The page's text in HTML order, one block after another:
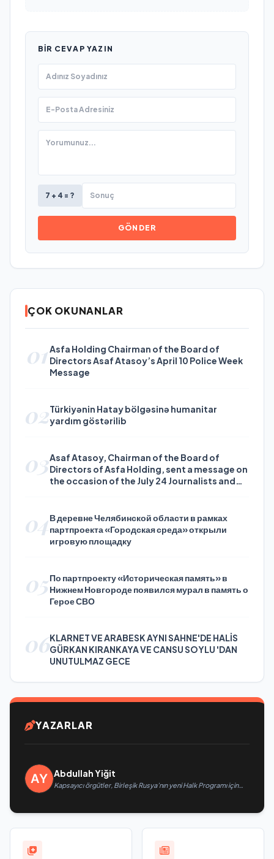
BIR CEVAP YAZIN
7 + 4 = ?
GÖNDER
ÇOK OKUNANLAR
01Asfa Holding Chairman of the Board of
Directors Asaf Atasoy’s April 10 Police Week
Message
02Türkiyənin Hatay bölgəsinə humanitar
yardım göstərilib
03Asaf Atasoy, Chairman of the Board of
Directors of Asfa Holding, sent a message on
the occasion of the July 24 Journalists and
04В деревне Челябинской области в рамках
партпроекта «Городская среда» открыли
игровую площадку
05По партпроекту «Историческая память» в
Нижнем Новгороде появился мурал в память о
Герое СВО
06KLARNET VE ARABESK AYNI SAHNE'DE HALİS
GÜRKAN KIRANKAYA VE CANSU SOYLU 'DAN
UNUTULMAZ GECE
YAZARLAR
Abdullah Yiğit
Kapsayıcı örgütler, Birleşik Rusya’nın yeni Halk Programı için